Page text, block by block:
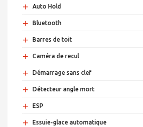
+ Auto Hold
+ Bluetooth
+ Barres de toit
+ Caméra de recul
+ Démarrage sans clef
+ Détecteur angle mort
+ ESP
+ Essuie-glace automatique